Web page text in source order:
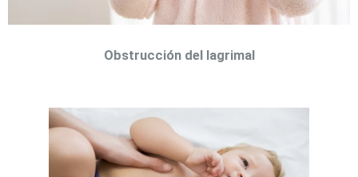
Obstrucción del lagrimal